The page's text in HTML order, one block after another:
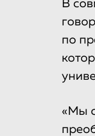
В
по
«Мы